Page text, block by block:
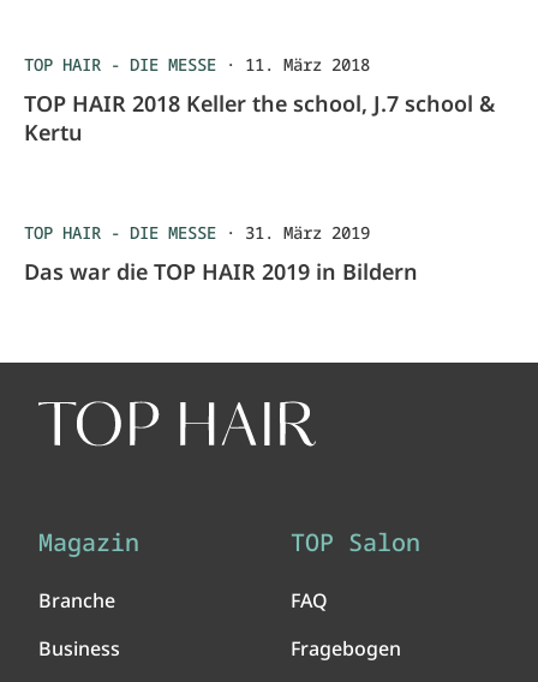
TOP HAIR - DIE MESSE · 11. März 2018
TOP HAIR 2018 Keller the school, J.7 school &
Kertu
TOP HAIR - DIE MESSE · 31. März 2019
Das war die TOP HAIR 2019 in Bildern
Magazin
Branche
Business
TOP Salon
FAQ
Fragebogen